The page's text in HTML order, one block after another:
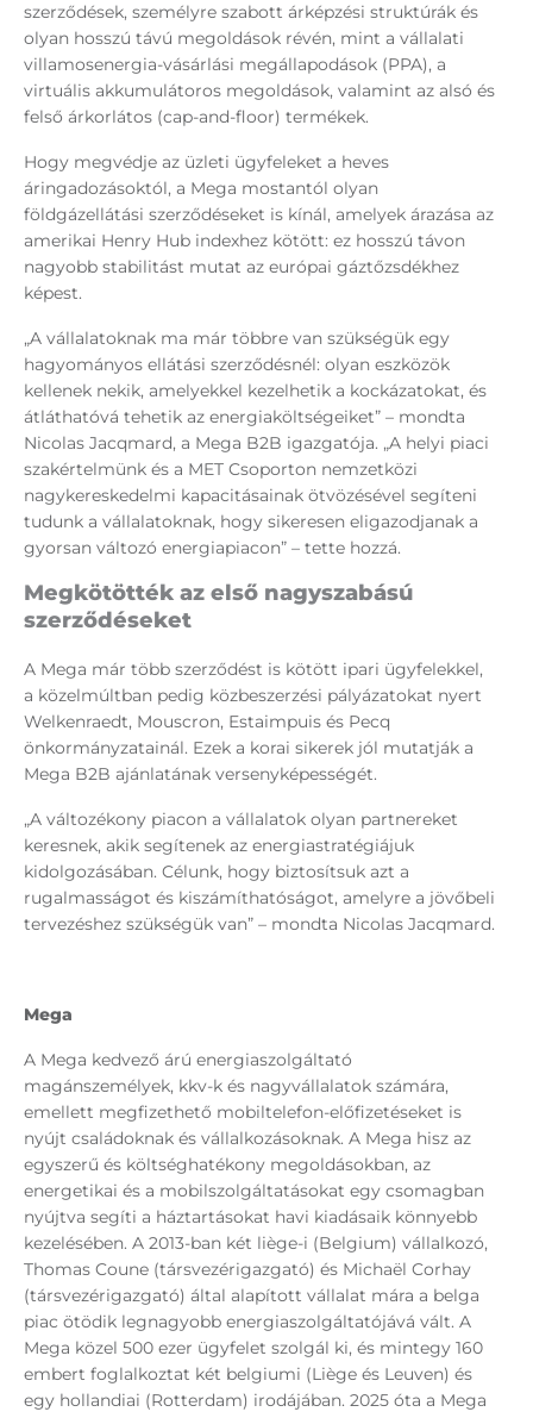
szerződések, személyre szabott árképzési struktúrák és
olyan hosszú távú megoldások révén, mint a vállalati
villamosenergia-vásárlási megállapodások (PPA), a
virtuális akkumulátoros megoldások, valamint az alsó és
felső árkorlátos (cap-and-floor) termékek.
Hogy megvédje az üzleti ügyfeleket a heves
áringadozásoktól, a Mega mostantól olyan
földgázellátási szerződéseket is kínál, amelyek árazása az
amerikai Henry Hub indexhez kötött: ez hosszú távon
nagyobb stabilitást mutat az európai gáztőzsdékhez
képest.
„A vállalatoknak ma már többre van szükségük egy
hagyományos ellátási szerződésnél: olyan eszközök
kellenek nekik, amelyekkel kezelhetik a kockázatokat, és
átláthatóvá tehetik az energiaköltségeiket” – mondta
Nicolas Jacqmard, a Mega B2B igazgatója. „A helyi piaci
szakértelmünk és a MET Csoporton nemzetközi
nagykereskedelmi kapacitásainak ötvözésével segíteni
tudunk a vállalatoknak, hogy sikeresen eligazodjanak a
gyorsan változó energiapiacon” – tette hozzá.
Megkötötték az első nagyszabású
szerződéseket
A Mega már több szerződést is kötött ipari ügyfelekkel,
a közelmúltban pedig közbeszerzési pályázatokat nyert
Welkenraedt, Mouscron, Estaimpuis és Pecq
önkormányzatainál. Ezek a korai sikerek jól mutatják a
Mega B2B ajánlatának versenyképességét.
„A változékony piacon a vállalatok olyan partnereket
keresnek, akik segítenek az energiastratégiájuk
kidolgozásában. Célunk, hogy biztosítsuk azt a
rugalmasságot és kiszámíthatóságot, amelyre a jövőbeli
tervezéshez szükségük van” – mondta Nicolas Jacqmard.
Mega
A Mega kedvező árú energiaszolgáltató
magánszemélyek, kkv-k és nagyvállalatok számára,
emellett megfizethető mobiltelefon-előfizetéseket is
nyújt családoknak és vállalkozásoknak. A Mega hisz az
egyszerű és költséghatékony megoldásokban, az
energetikai és a mobilszolgáltatásokat egy csomagban
nyújtva segíti a háztartásokat havi kiadásaik könnyebb
kezelésében. A 2013-ban két liège-i (Belgium) vállalkozó,
Thomas Coune (társvezérigazgató) és Michaël Corhay
(társvezérigazgató) által alapított vállalat mára a belga
piac ötödik legnagyobb energiaszolgáltatójává vált. A
Mega közel 500 ezer ügyfelet szolgál ki, és mintegy 160
embert foglalkoztat két belgiumi (Liège és Leuven) és
egy hollandiai (Rotterdam) irodájában. 2025 óta a Mega